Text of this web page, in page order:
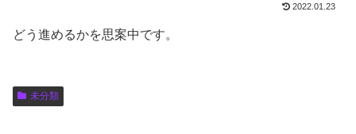
2022.01.23
どう進めるかを思案中です。
未分類